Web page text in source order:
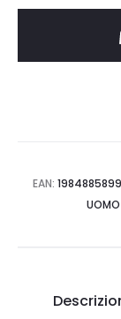
EAN:
UOMO